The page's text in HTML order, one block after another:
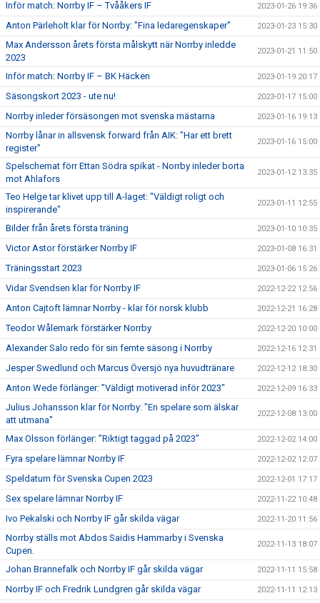
Inför match: Norrby IF – Tvååkers IF 2023-01-26 19:36
Anton Pärleholt klar för Norrby: "Fina ledaregenskaper" 2023-01-23 15:30
Max Andersson årets första målskytt när Norrby inledde
2023
2023-01-21 11:50
Inför match: Norrby IF – BK Häcken 2023-01-19 20:17
Säsongskort 2023 - ute nu! 2023-01-17 15:00
Norrby inleder försäsongen mot svenska mästarna 2023-01-16 19:13
Norrby lånar in allsvensk forward från AIK: "Har ett brett
register"
2023-01-16 15:00
Spelschemat förr Ettan Södra spikat - Norrby inleder borta
mot Ahlafors
2023-01-12 13:35
Teo Helge tar klivet upp till A-laget: "Väldigt roligt och
inspirerande"
2023-01-11 12:55
Bilder från årets första träning 2023-01-10 10:35
Victor Astor förstärker Norrby IF 2023-01-08 16:31
Träningsstart 2023 2023-01-06 15:26
Vidar Svendsen klar för Norrby IF 2022-12-22 12:56
Anton Cajtoft lämnar Norrby - klar för norsk klubb 2022-12-21 16:28
Teodor Wålemark förstärker Norrby 2022-12-20 10:00
Alexander Salo redo för sin femte säsong i Norrby 2022-12-16 12:31
Jesper Swedlund och Marcus Översjö nya huvudtränare 2022-12-12 18:30
Anton Wede förlänger: ”Väldigt motiverad inför 2023" 2022-12-09 16:33
Julius Johansson klar för Norrby: "En spelare som älskar
att utmana"
2022-12-08 13:00
Max Olsson förlänger: ”Riktigt taggad på 2023” 2022-12-02 14:00
Fyra spelare lämnar Norrby IF 2022-12-02 12:07
Speldatum för Svenska Cupen 2023 2022-12-01 17:17
Sex spelare lämnar Norrby IF 2022-11-22 10:48
Ivo Pekalski och Norrby IF går skilda vägar 2022-11-20 11:56
Norrby ställs mot Abdos Saidis Hammarby i Svenska
Cupen.
2022-11-13 18:07
Johan Brannefalk och Norrby IF går skilda vägar 2022-11-11 15:58
Norrby IF och Fredrik Lundgren går skilda vägar 2022-11-11 12:13